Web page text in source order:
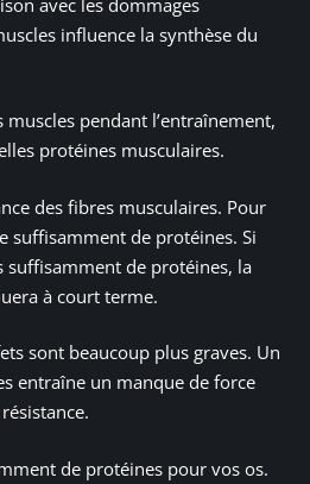
influence la synthèse du
pendant l’entraînement,
protéines musculaires.
des fibres musculaires. Pour
suffisamment de protéines. Si
suffisamment de protéines, la
à court terme.
sont beaucoup plus graves. Un
entraîne un manque de force
de protéines pour vos os.